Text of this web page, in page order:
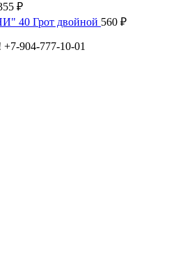
₽
40 Грот двойной 560 ₽
+7-904-777-10-01